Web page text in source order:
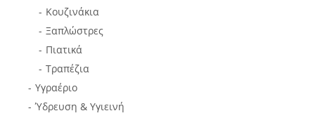
Κουζινάκια
Ξαπλώστρες
Πιατικά
Τραπέζια
Υγραέριο
Ύδρευση & Υγιεινή